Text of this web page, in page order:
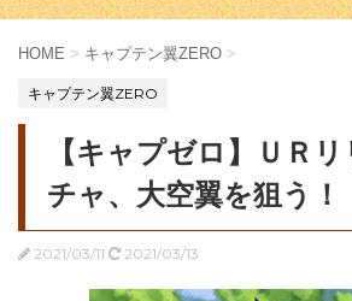
HOME > キャプテン翼ZERO >
キャプテン翼ZERO
【キャプゼロ】ＵＲ
チャ、大空翼を狙う！
2021/03/11 2021/03/13